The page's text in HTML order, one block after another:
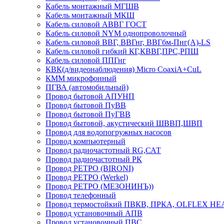
Кабель монтажный МГШВ
Кабель монтажный МКШ
Кабель силовой АВВГ ГОСТ
Кабель силовой NYM однопроволочный
Кабель силовой ВВГ, ВВГнг, ВВГбм-Пнг(А)-LS
Кабель силовой гибкий КГ,КВВГ,ПРС,РПШ
Кабель силовой ППГнг
КВК(д/видеонаблюдения) Micro CoaxiA+CuL
КММ микрофонный
ПГВА (автомобильный)
Провод бытовой АПУНП
Провод бытовой ПуВВ
Провод бытовой ПуГВВ
Провод бытовой, акустический ШВВП,ШВП
Провод для водопогружных насосов
Провод компьютерный
Провод радиочастотный RG,САТ
Провод радиочастотный РК
Провод РЕТРО (BIRONI)
Провод РЕТРО (Werkel)
Провод РЕТРО (МЕЗОНИНЪ))
Провод телефонный
Провод термостойкий ПВКВ, ПРКА, OLFLEX
Провод установочный АПВ